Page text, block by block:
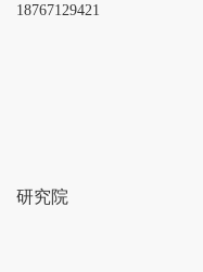
18767129421
研究院